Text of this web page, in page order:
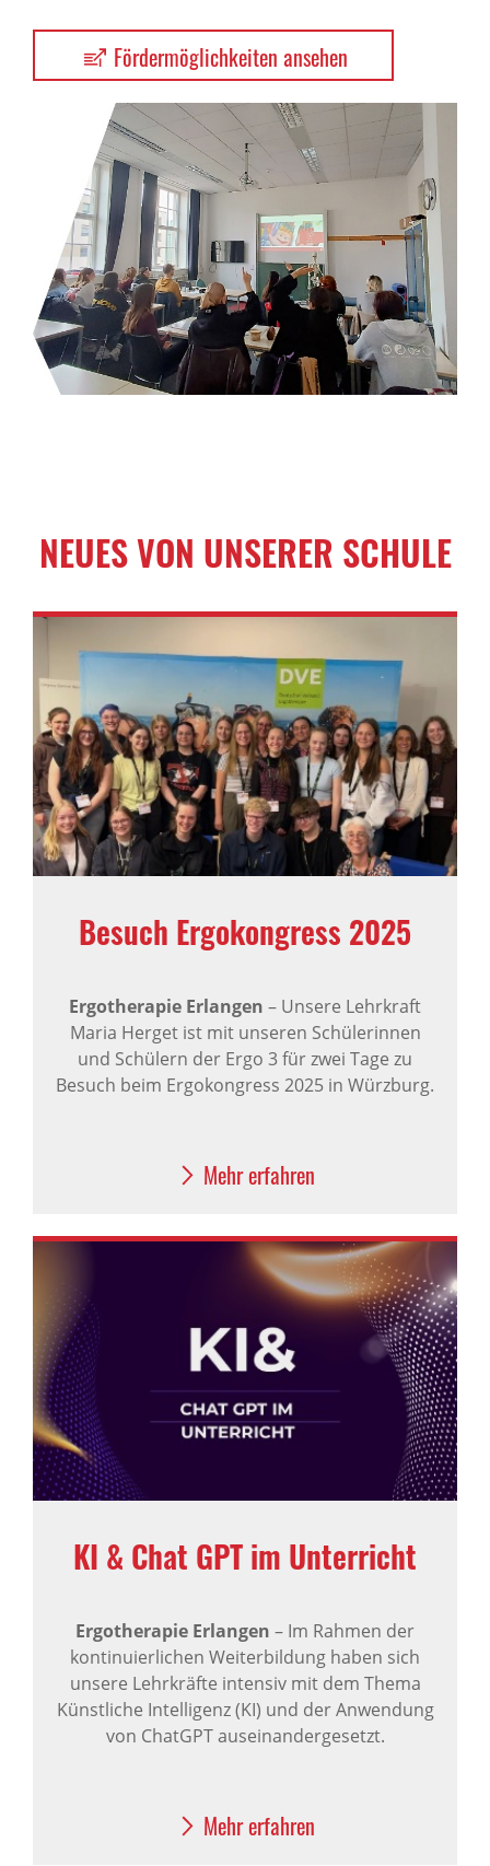
Fördermöglichkeiten ansehen
NEUES VON UNSERER SCHULE
Besuch Ergokongress 2025
Ergotherapie Erlangen – Unsere Lehrkraft
Maria Herget ist mit unseren Schülerinnen
und Schülern der Ergo 3 für zwei Tage zu
Besuch beim Ergokongress 2025 in Würzburg.
Mehr erfahren
KI & Chat GPT im Unterricht
Ergotherapie Erlangen – Im Rahmen der
kontinuierlichen Weiterbildung haben sich
unsere Lehrkräfte intensiv mit dem Thema
Künstliche Intelligenz (KI) und der Anwendung
von ChatGPT auseinandergesetzt.
Mehr erfahren